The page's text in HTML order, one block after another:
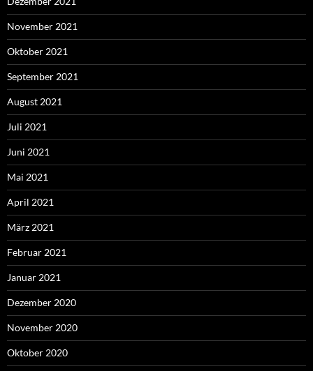
November 2021
Oktober 2021
September 2021
August 2021
Juli 2021
Juni 2021
Mai 2021
April 2021
März 2021
Februar 2021
Januar 2021
Dezember 2020
November 2020
Oktober 2020